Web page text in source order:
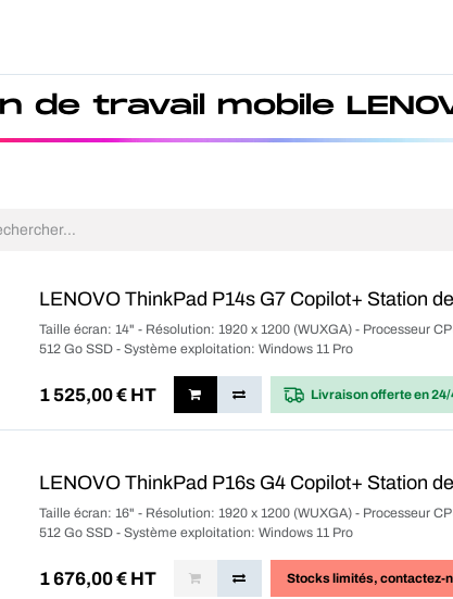
de travail mobile
LENOVO ThinkPad P14s G7 Copilot+ Station
Taille écran: 14" - Résolution: 1920 x 1200 (WUXGA) - Processeur
512 Go SSD - Système exploitation: Windows 11 Pro
1 525,00€ HT Livraison offerteen
LENOVO ThinkPad P16s G4 Copilot+ Station
Taille écran: 16" - Résolution: 1920 x 1200 (WUXGA) - Processeur
512 Go SSD - Système exploitation: Windows 11 Pro
1 676,00€ HT Stocks limités, contactez-